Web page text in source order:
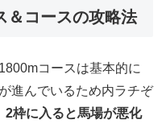
＆コースの攻略法
コースは基本的に
進んでいるため内ラチぞ
2枠に入ると馬場が悪化